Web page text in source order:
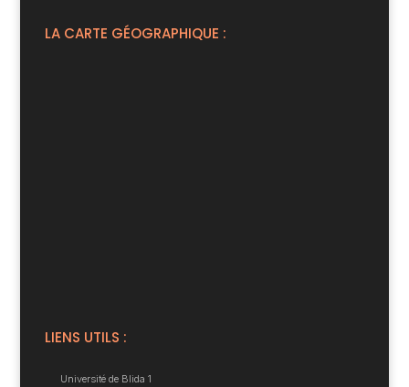
LA CARTE GÉOGRAPHIQUE :
LIENS UTILS :
Université de Blida 1